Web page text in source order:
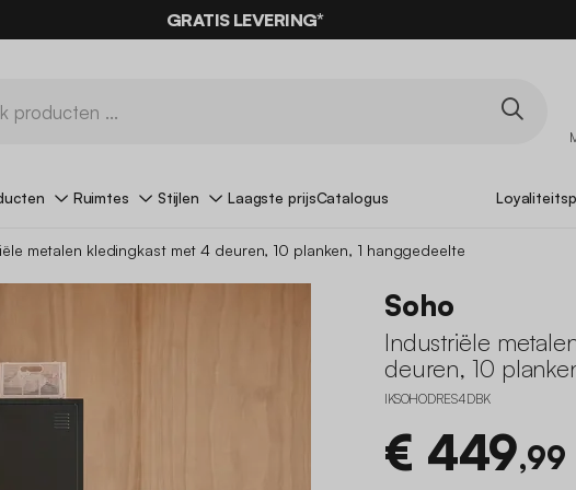
GRATIS LEVERING*
Ruimtes Stijlen Laagste prijsCatalogus
metalen kledingkast met 4 deuren, 10 planken, 1 hanggedeelte
Soho
Industriële
deuren, 10
IKSOHODRES4DBK
€ 449,99